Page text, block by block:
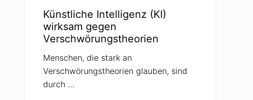
Künstliche Intelligenz (KI)
wirksam gegen
Verschwörungstheorien
Menschen, die stark an
Verschwörungstheorien glauben, sind
durch …